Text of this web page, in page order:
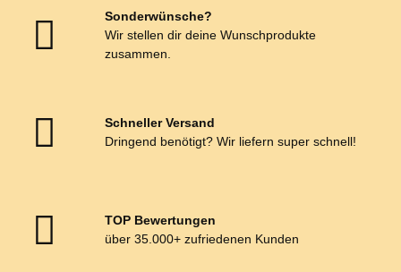
Sonderwünsche?
Wir stellen dir deine Wunschprodukte
zusammen.
Schneller Versand
Dringend benötigt? Wir liefern super schnell!
TOP Bewertungen
über 35.000+ zufriedenen Kunden